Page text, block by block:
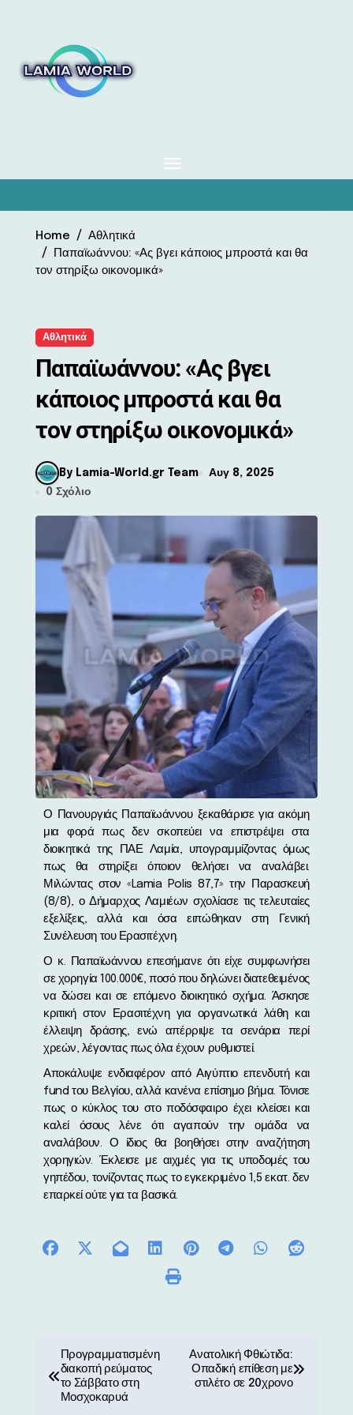
Home
Αθλητικά
Παπαϊωάννου: «Ας βγει κάποιος μπροστά και θα
τον στηρίξω οικονομικά»
Αθλητικά
Παπαϊωάννου: «Ας βγει
κάποιος μπροστά και θα
τον στηρίξω οικονομικά»
By Lamia-World.gr Team
Αυγ 8, 2025
0 Σχόλιο
Ο Πανουργιάς Παπαϊωάννου ξεκαθάρισε για ακόμη
μια φορά πως δεν σκοπεύει να επιστρέψει στα
διοικητικά της ΠΑΕ Λαμία, υπογραμμίζοντας όμως
πως θα στηρίξει όποιον θελήσει να αναλάβει.
Μιλώντας στον «Lamia Polis 87,7» την Παρασκευή
(8/8), ο Δήμαρχος Λαμιέων σχολίασε τις τελευταίες
εξελίξεις, αλλά και όσα ειπώθηκαν στη Γενική
Συνέλευση του Ερασιτέχνη.
Ο κ. Παπαϊωάννου επεσήμανε ότι είχε συμφωνήσει
σε χορηγία 100.000€, ποσό που δηλώνει διατεθειμένος
να δώσει και σε επόμενο διοικητικό σχήμα. Άσκησε
κριτική στον Ερασιτέχνη για οργανωτικά λάθη και
έλλειψη δράσης, ενώ απέρριψε τα σενάρια περί
χρεών, λέγοντας πως όλα έχουν ρυθμιστεί.
Αποκάλυψε ενδιαφέρον από Αιγύπτιο επενδυτή και
fund του Βελγίου, αλλά κανένα επίσημο βήμα. Τόνισε
πως ο κύκλος του στο ποδόσφαιρο έχει κλείσει και
καλεί όσους λένε ότι αγαπούν την ομάδα να
αναλάβουν. Ο ίδιος θα βοηθήσει στην αναζήτηση
χορηγιών. Έκλεισε με αιχμές για τις υποδομές του
γηπέδου, τονίζοντας πως το εγκεκριμένο 1,5 εκατ. δεν
επαρκεί ούτε για τα βασικά.
Προγραμματισμένη
διακοπή ρεύματος
το Σάββατο στη
Μοσχοκαρυά
Ανατολική Φθιώτιδα:
Οπαδική επίθεση με
στιλέτο σε 20χρονο